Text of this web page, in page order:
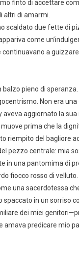
finto di accettare
altri di amarmi.
scaldato due fette di
come
a
pieno di
Non era una
aggiornato la sua
prima che la
riempito del bagliore
pezzo centrale: mia
in una pantomima di
fiocco rosso di velluto.
una sacerdotessa
spaccato in un sorriso
dei miei
predicare mio